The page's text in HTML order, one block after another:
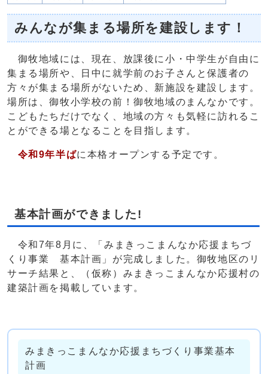
みんなが集まる場所を建設します！
御牧地域には、現在、放課後に小・中学生が自由に
集まる場所や、日中に就学前のお子さんと保護者の
方々が集まる場所がないため、新施設を建設します。
場所は、御牧小学校の前！御牧地域のまんなかです。
こどもたちだけでなく、地域の方々も気軽に訪れるこ
とができる場となることを目指します。
令和9年半ばに本格オープンする予定です。
基本計画ができました!
令和7年8月に、「みまきっこまんなか応援まちづ
くり事業 基本計画」が完成しました。御牧地区のリ
サーチ結果と、（仮称）みまきっこまんなか応援村の
建築計画を掲載しています。
みまきっこまんなか応援まちづくり事業基本
計画